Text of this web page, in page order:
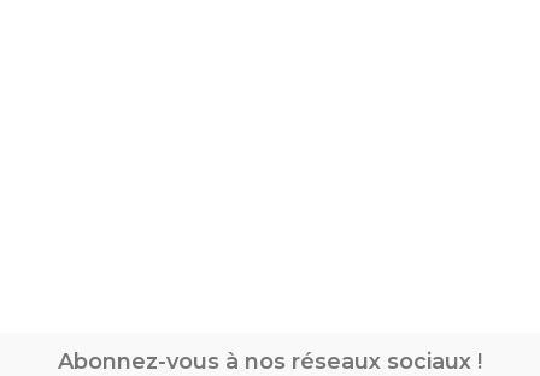
Abonnez-vous à nos réseaux sociaux !